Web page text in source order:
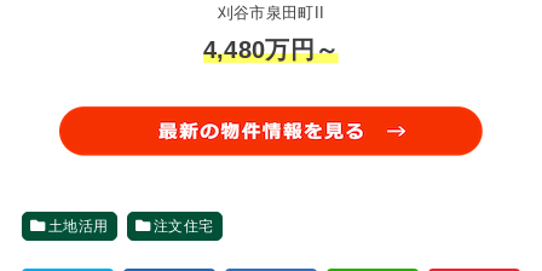
刈谷市泉田町II
4,480万円～
土地活用 注文住宅